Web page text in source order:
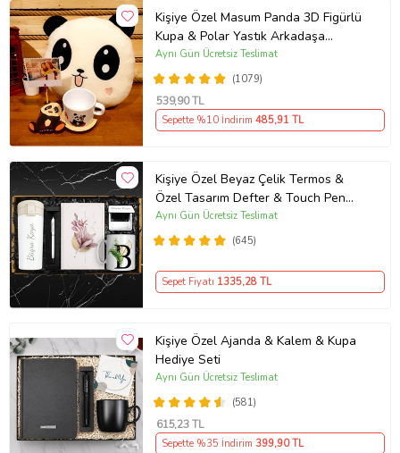
Kişiye Özel Masum Panda 3D Figürlü
Kupa & Polar Yastık Arkadaşa
Hediye
(1079)
Aynı Gün Ücretsiz Teslimat
539,90 TL
Sepette %10 İndirim 485,91 TL
Kişiye Özel Beyaz Çelik Termos &
Özel Tasarım Defter & Touch Pen
Kalem & Kişiye Özel Cep Aynası &
Kişiye Özel Kupa Hediye Seti
(645)
Aynı Gün Ücretsiz Teslimat
Sepet Fiyatı 1335,28 TL
Kişiye Özel Ajanda & Kalem & Kupa
Hediye Seti
(581)
Aynı Gün Ücretsiz Teslimat
615,23 TL
Sepette %35 İndirim 399,90 TL